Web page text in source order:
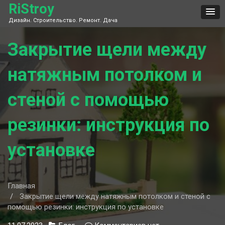
Skip
content
RiStroy
Дизайн. Строительство. Ремонт. Дача
Закрытие щели между
натяжным потолком и
стеной с помощью
резинки: инструкция по
установке
Главная
Закрытие щели между натяжным потолком и стеной с
помощью резинки: инструкция по установке